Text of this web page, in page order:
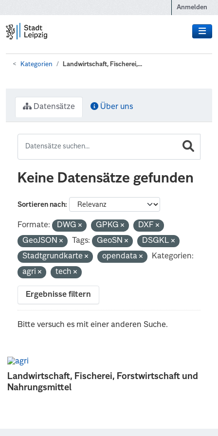
Anmelden
Kategorien Landwirtschaft, Fischerei,...
Landwirtschaft, Fischerei, Forstwirtschaft und
Nahrungsmittel
Datensätze Über uns
Keine Datensätze gefunden
Sortieren nach
Formate: DWG GPKG
DXF
GeoJSON
Tags: GeoSN
DSGKL
Stadtgrundkarte
opendata
Kategorien:
agri
tech
Ergebnisse filtern
Bitte versuch es mit einer anderen Suche.